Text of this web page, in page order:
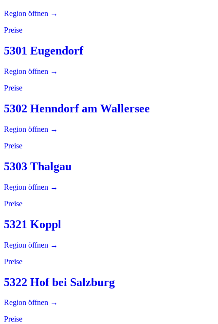
Region öffnen →
Preise
5301 Eugendorf
Region öffnen →
Preise
5302 Henndorf am Wallersee
Region öffnen →
Preise
5303 Thalgau
Region öffnen →
Preise
5321 Koppl
Region öffnen →
Preise
5322 Hof bei Salzburg
Region öffnen →
Preise